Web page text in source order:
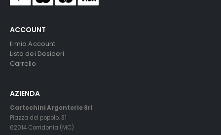
ACCOUNT
Il mio Account
Lista dei Desideri
Carrello
AZIENDA
Cartechini Argenterie Srl
Piazza del popolo, 31
62014 Corridonia (MC)